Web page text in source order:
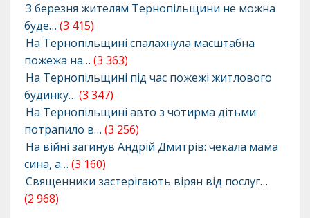
З березня жителям Тернопільщини не можна
буде… (3 415)
На Тернопільщині спалахнула масштабна
пожежа на… (3 363)
На Тернопільщині під час пожежі житлового
будинку… (3 347)
На Тернопільщині авто з чотирма дітьми
потрапило в… (3 256)
На війні загинув Андрій Дмитрів: чекала мама
сина, а… (3 160)
Священники застерігають вірян від послуг…
(2 968)